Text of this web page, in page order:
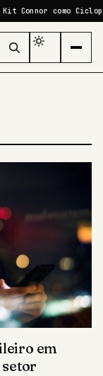
como Ciclope no
em
setor